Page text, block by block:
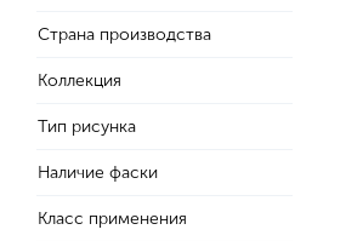
Страна производства
Коллекция
Тип рисунка
Наличие фаски
Класс применения